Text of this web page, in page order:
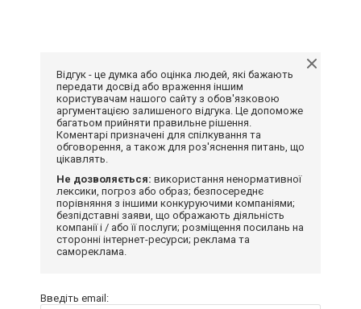
Відгук - це думка або оцінка людей, які бажають
передати досвід або враження іншим
користувачам нашого сайту з обов'язковою
аргументацією залишеного відгука. Це допоможе
багатьом прийняти правильне рішення.
Коментарі призначені для спілкування та
обговорення, а також для роз'яснення питань, що
цікавлять.
Не дозволяється: використання ненормативної
лексики, погроз або образ; безпосереднє
порівняння з іншими конкуруючими компаніями;
безпідставні заяви, що ображають діяльність
компанії і / або її послуги; розміщення посилань на
сторонні інтернет-ресурси; реклама та
самореклама.
Введіть email: